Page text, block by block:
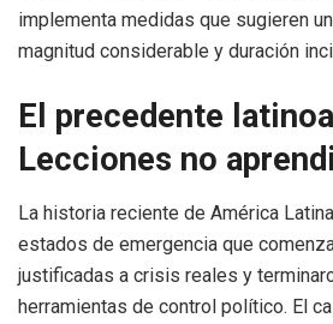
implementa medidas que sugieren
magnitud considerable y duración
El precedente
Lecciones no
La historia reciente de América
estados de emergencia que
justificadas a crisis reales y
herramientas de control político. El